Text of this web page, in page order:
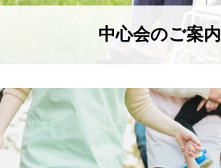
中心会のご案内